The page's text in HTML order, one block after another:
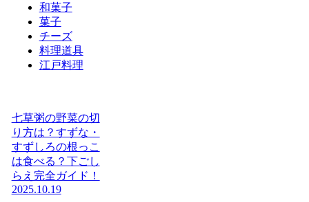
和菓子
菓子
チーズ
料理道具
江戸料理
七草粥の野菜の切
り方は？すずな・
すずしろの根っこ
は食べる？下ごし
らえ完全ガイド！
2025.10.19